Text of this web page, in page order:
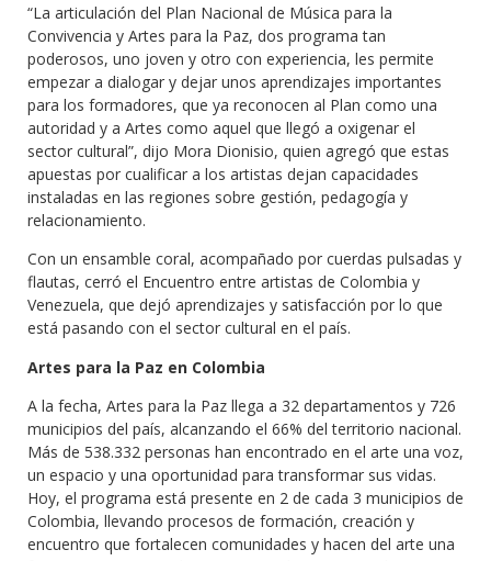
“La articulación del Plan Nacional de Música para la
Convivencia y Artes para la Paz, dos programa tan
poderosos, uno joven y otro con experiencia, les permite
empezar a dialogar y dejar unos aprendizajes importantes
para los formadores, que ya reconocen al Plan como una
autoridad y a Artes como aquel que llegó a oxigenar el
sector cultural”, dijo Mora Dionisio, quien agregó que estas
apuestas por cualificar a los artistas dejan capacidades
instaladas en las regiones sobre gestión, pedagogía y
relacionamiento.
Con un ensamble coral, acompañado por cuerdas pulsadas y
flautas, cerró el Encuentro entre artistas de Colombia y
Venezuela, que dejó aprendizajes y satisfacción por lo que
está pasando con el sector cultural en el país.
Artes para la Paz en Colombia
A la fecha, Artes para la Paz llega a 32 departamentos y 726
municipios del país, alcanzando el 66% del territorio nacional.
Más de 538.332 personas han encontrado en el arte una voz,
un espacio y una oportunidad para transformar sus vidas.
Hoy, el programa está presente en 2 de cada 3 municipios de
Colombia, llevando procesos de formación, creación y
encuentro que fortalecen comunidades y hacen del arte una